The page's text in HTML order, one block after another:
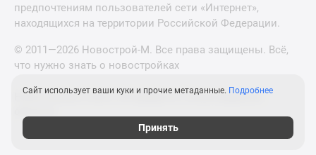
предпочтениям пользователей сети «Интернет»,
находящихся на территории Российской Федерации.
© 2011—2026 Новострой-М. Все права защищены. Всё,
что нужно знать о новостройках
Новостройки Санкт-Петербурга и Ленинградской
Сайт использует ваши куки и прочие метаданные. Подробнее
Принять